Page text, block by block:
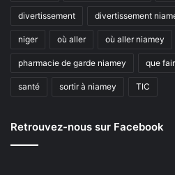
divertissement divertissement
niger où aller où aller niamey
pharmacie de garde niamey que
santé sortir à niamey TIC
Retrouvez-nous sur Facebook